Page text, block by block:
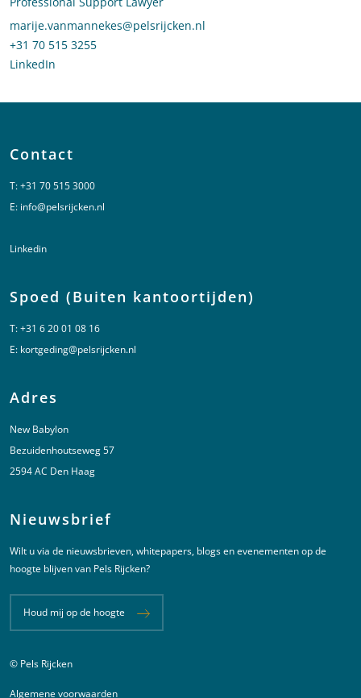
Stuur een e-mail naar Marije van Mannekes
marije.vanmannekes@pelsrijcken.nl
Bel naar Marije van Mannekes
+31 70 515 3255
LinkedIn
Contact
T:+31 70 515 3000
E: info@pelsrijcken.nl
Linkedin
Spoed (Buiten kantoortijden)
T:+31 6 20 01 08 16
E: kortgeding@pelsrijcken.nl
Adres
New Babylon
Bezuidenhoutseweg 57
2594 AC Den Haag
Nieuwsbrief
Wilt u via de nieuwsbrieven, whitepapers, blogs en evenementen op de
hoogte blijven van Pels Rijcken?
Houd mij op de hoogte
Juridische informatie
© Pels Rijcken
Algemene voorwaarden